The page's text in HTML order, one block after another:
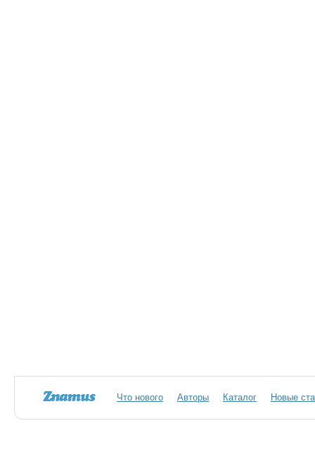
Что нового Авторы Каталог Новые